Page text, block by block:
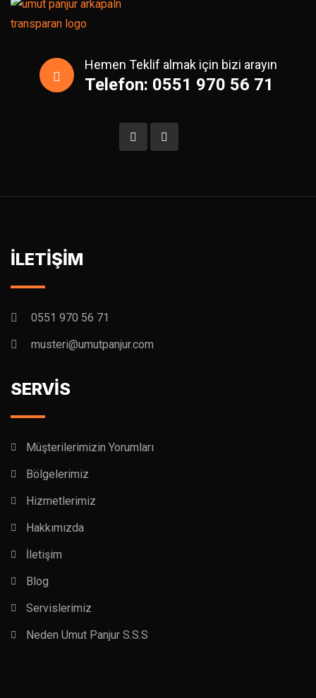
Hemen Teklif almak için bizi arayın
Telefon: 0551 970 56 71
İLETİŞİM
0551 970 56 71
musteri@umutpanjur.com
SERVİS
Müşterilerimizin Yorumları
Bölgelerimiz
Hizmetlerimiz
Hakkımızda
İletişim
Blog
Servislerimiz
Neden Umut Panjur S.S.S